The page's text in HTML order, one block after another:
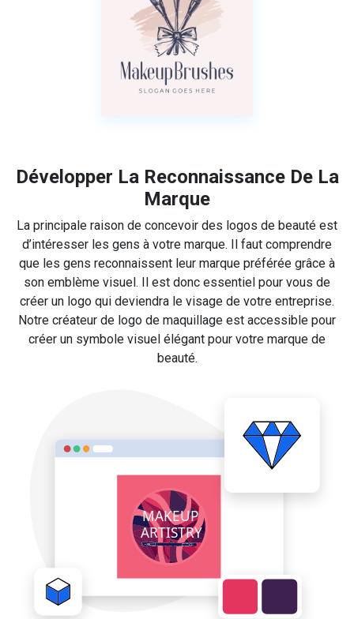
Développer La Reconnaissance De La
Marque
La principale raison de concevoir des logos de beauté est
d’intéresser les gens à votre marque. Il faut comprendre
que les gens reconnaissent leur marque préférée grâce à
son emblème visuel. Il est donc essentiel pour vous de
créer un logo qui deviendra le visage de votre entreprise.
Notre créateur de logo de maquillage est accessible pour
créer un symbole visuel élégant pour votre marque de
beauté.